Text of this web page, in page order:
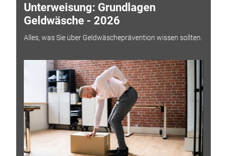
Unterweisung: Grundlagen
Geldwäsche - 2026
Alles, was Sie über Geldwäscheprävention wissen sollten.